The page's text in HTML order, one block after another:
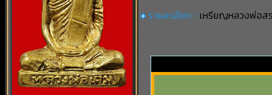
รายละเอียด :: เหรียญหลวงพ่อส